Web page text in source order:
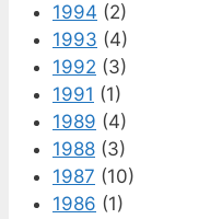
1994 (2)
1993 (4)
1992 (3)
1991 (1)
1989 (4)
1988 (3)
1987 (10)
1986 (1)